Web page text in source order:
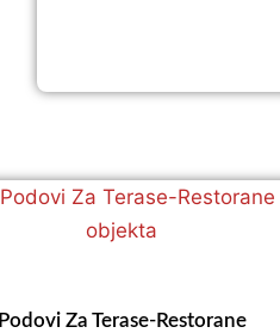
Podovi Za Terase-Restorane